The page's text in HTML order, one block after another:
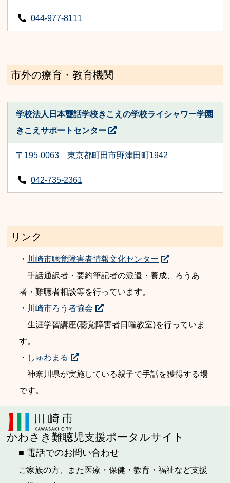
044-977-8111
市外の療育・教育機関
学校法人日本聾話学校きこえの学校ライシャワー学園
きこえサポートセンター
〒195-0063 東京都町田市野津田町1942
042-735-2361
リンク
・ 川崎市聴覚障害者情報文化センター
手話通訳者・要約筆記者の派遣・養成、ろうあ
者・難聴者相談等を行っています。
・ 川崎市ろう者協会
生涯学習講座(聴覚障害者日曜教室)を行っていま
す。
・ しゅわまる
神奈川県が実施している親子で手話を獲得する場
です。
かわさき難聴児支援ポータルサイト
■ 電話でのお問い合わせ
ご家族の方、また医療・保健・教育・福祉など支援